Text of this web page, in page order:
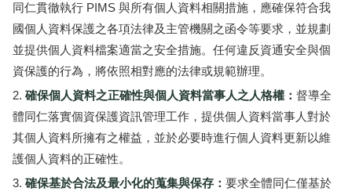
同仁貫徹執行 PIMS 與所有個人資料相關措施，應確保符合我
國個人資料保護之各項法律及主管機關之函令等要求，並規劃
並提供個人資料檔案適當之安全措施。任何違反資通安全與個
資保護的行為，將依照相對應的法律或規範辦理。
確保個人資料之正確性與個人資料當事人之人格權： 督導全
體同仁落實個資保護資訊管理工作，提供個人資料當事人對於
其個人資料所擁有之權益，並於必要時進行個人資料更新以維
護個人資料的正確性。
確保基於合法及最小化的蒐集與保存： 要求全體同仁僅基於